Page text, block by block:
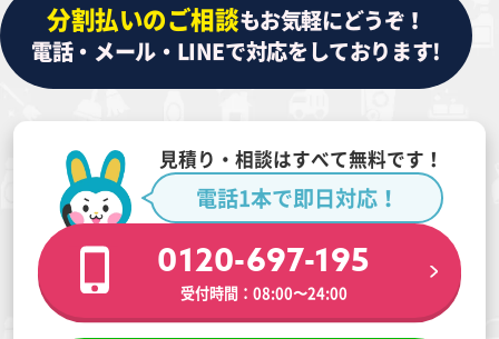
分割払いのご相談もお気軽にどうぞ！
電話・メール・LINEで対応をしております!
見積り・相談はすべて無料です！
電話1本で即日対応！
0120-697-195
受付時間：08:00〜24:00